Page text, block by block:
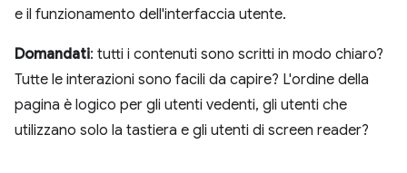
e il funzionamento dell'interfaccia utente.
Domandati: tutti i contenuti sono scritti in modo chiaro?
Tutte le interazioni sono facili da capire? L'ordine della
pagina è logico per gli utenti vedenti, gli utenti che
utilizzano solo la tastiera e gli utenti di screen reader?